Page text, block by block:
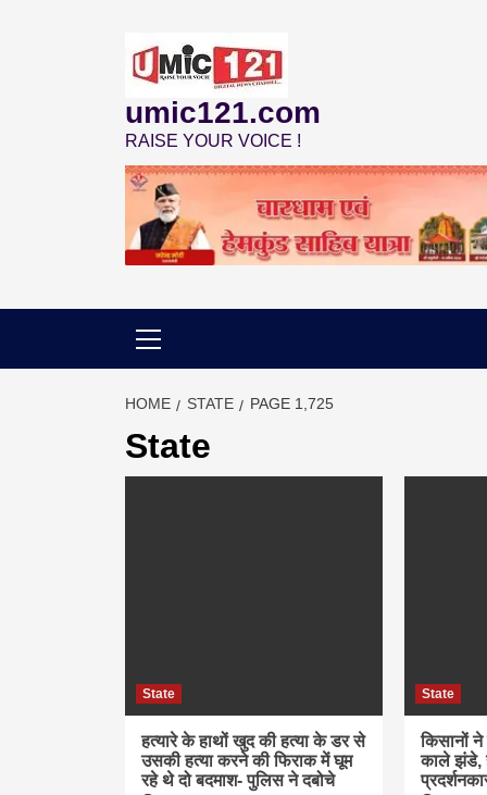
umic121.com
RAISE YOUR VOICE !
HOME STATE PAGE 1,725
State
State
हत्यारे के हाथों खुद की हत्या के डर से
उसकी हत्या करने की फिराक में घूम
रहे थे दो बदमाश- पुलिस ने दबोचे
State
किसानों ने
काले झंडे,